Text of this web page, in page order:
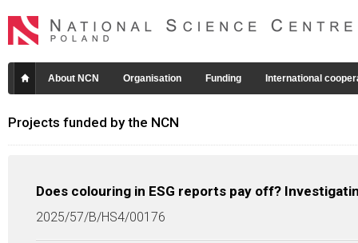
About NCN Organisation Funding International
Projects funded by the NCN
Does colouring in ESG reports pay off?
2025/57/B/HS4/00176